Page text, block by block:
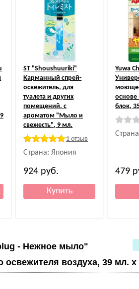
ST "Shoushuuriki"
Карманный спрей-
освежитель, для
туалета и других
помещений. с
ароматом "Мыло и
свежесть", 9 мл.
1 отзыв
Страна: Япония
924 руб.
Yuwa
основе
блок,
479
- Нежное мыло"
воздуха, 39 мл. х